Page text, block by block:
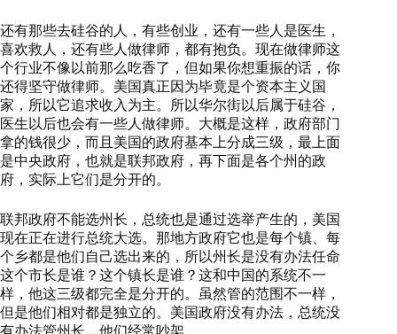
还有那些去硅谷的人，有些创业，还有一些人是医生，
喜欢救人，还有些人做律师，都有抱负。现在做律师这
个行业不像以前那么吃香了，但如果你想重振的话，你
还得坚守做律师。美国真正因为毕竟是个资本主义国
家，所以它追求收入为主。所以华尔街以后属于硅谷，
医生以后也会有一些人做律师。大概是这样，政府部门
拿的钱很少，而且美国的政府基本上分成三级，最上面
是中央政府，也就是联邦政府，再下面是各个州的政
府，实际上它们是分开的。
联邦政府不能选州长，总统也是通过选举产生的，美国
现在正在进行总统大选。那地方政府它也是每个镇、每
个乡都是他们自己选出来的，所以州长是没有办法任命
这个市长是谁？这个镇长是谁？这和中国的系统不一
样，他这三级都完全是分开的。虽然管的范围不一样，
但是他们相对都是独立的。美国政府没有办法，总统没